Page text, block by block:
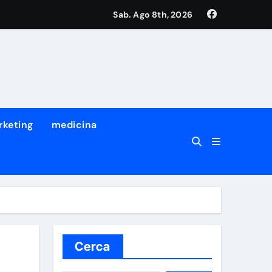
Sab. Ago 8th, 2026
medicina
Cerca